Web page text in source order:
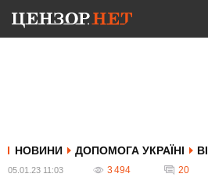
НОВИНИ ДОПОМОГА УКРАЇНІ
05.01.23 11:03 3 494 20